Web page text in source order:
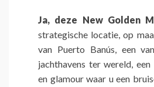
Ja, deze New Golden
strategische locatie, op
van Puerto Banús, een
jachthavens ter wereld,
en glamour waar u een